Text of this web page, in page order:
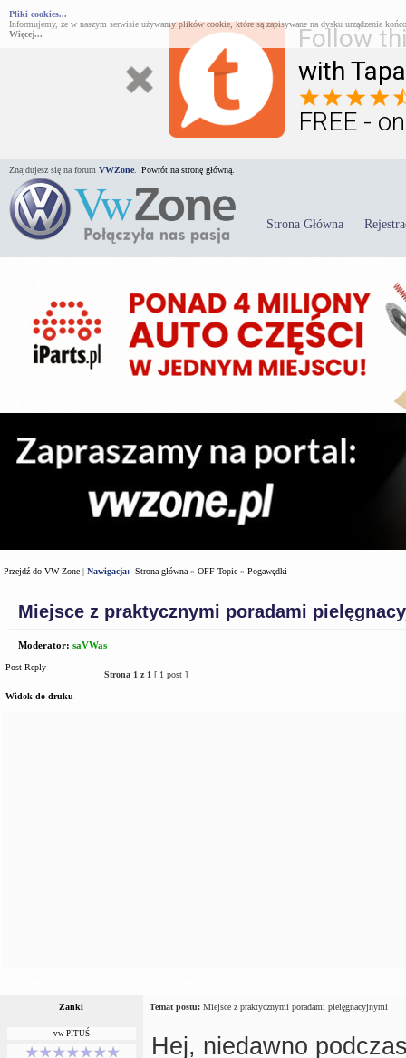
Follow
with
FREE -
Pliki cookies...
Informujemy, że w naszym serwisie używamy plików cookie, które są zapisywane na dysku urządzenia
Więcej...
Znajdujesz się na forum VWZone Powrót na stronę główną.
Strona Główna
Przejdź do VW Zone | Nawigacja: Strona główna » OFF Topic » Pogawędki
Miejsce z praktycznymi poradami
Moderator: saVWas
Post Reply
Strona 1 z 1 [ 1 post ]
Widok do druku
Zanki Temat postu: Miejsce z praktycznymi poradami pielęgnacyjnymi
vw PITUŚ
Hej, niedawno